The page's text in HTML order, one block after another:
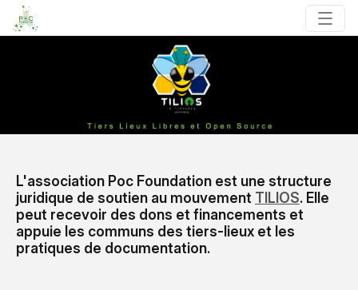
L'association Poc Foundation est une structure
juridique de soutien au mouvement TILIOS. Elle
peut recevoir des dons et financements et
appuie les communs des tiers-lieux et les
pratiques de documentation.